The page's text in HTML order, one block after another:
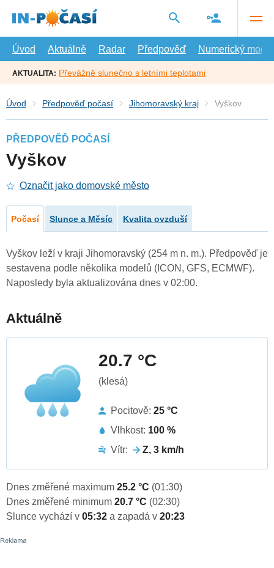
hlavní
Úvod
Aktuálně Radar Předpověď Numerický model
AKTUALITA: Převážně slunečno s letními teplotami
Úvod Předpověď počasí Jihomoravský kraj Vyškov
PŘEDPOVĚĎ POČASÍ
Vyškov
Označit jako domovské město
Počasí Slunce a Měsíc Kvalita ovzduší
Vyškov leží v kraji Jihomoravský (254 m n. m.). Předpověď je
sestavena podle několika modelů (ICON, GFS, ECMWF).
Naposledy byla aktualizována dnes v 02:00.
Aktuálně
20.7 °C
(klesá)
Pocitově: 25 °C
Vlhkost: 100 %
Vítr:
Z, 3 km/h
Dnes změřené maximum 25.2 °C (01:30)
Dnes změřené minimum 20.7 °C (02:30)
Slunce vychází v 05:32 a zapadá v 20:23